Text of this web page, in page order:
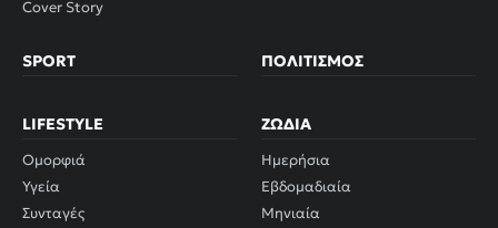
Cover Story
SPORT ΠΟΛΙΤΙΣΜΌΣ
LIFESTYLE
Ομορφιά
Υγεία
Συνταγές
ΖΏΔΙΑ
Ημερήσια
Εβδομαδιαία
Μηνιαία